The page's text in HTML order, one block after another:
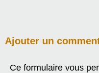
Ajouter un
Ce formulaire vous